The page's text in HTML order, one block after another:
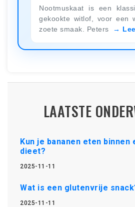
Nootmuskaat is een
gekookte witlof, voor een
zoete smaak. Peters
LAATSTE
Kun je bananen eten binnen
dieet?
2025-11-11
Wat is een glutenvrije
2025-11-11